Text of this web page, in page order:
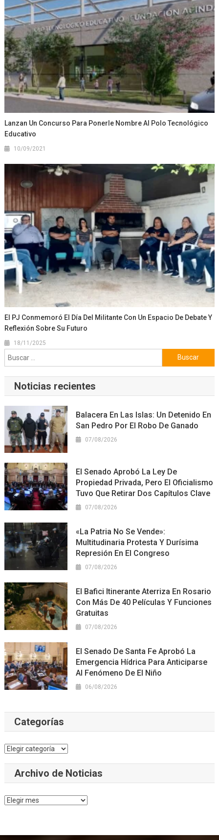
Lanzan Un Concurso Para Ponerle Nombre Al Polo Tecnológico
Educativo
10/09/2021
El PJ Conmemoró El Día Del Militante Con Un Espacio De Debate Y
Reflexión Sobre Su Futuro
18/11/2025
Buscar:
Noticias recientes
Balacera En Las Islas: Un Detenido En
San Pedro Por El Robo De Ganado
07/08/2026
El Senado Aprobó La Ley De
Propiedad Privada, Pero El Oficialismo
Tuvo Que Retirar Dos Capítulos Clave
07/08/2026
«La Patria No Se Vende»:
Multitudinaria Protesta Y Durísima
Represión En El Congreso
07/08/2026
El Bafici Itinerante Aterriza En Rosario
Con Más De 40 Películas Y Funciones
Gratuitas
07/08/2026
El Senado De Santa Fe Aprobó La
Emergencia Hídrica Para Anticiparse
Al Fenómeno De El Niño
06/08/2026
Categorías
Categorías
Archivo de Noticias
Archivo